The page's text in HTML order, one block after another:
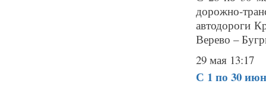
дорожно-
автодороги
Верево –
29 мая 13:17
С 1 по 30